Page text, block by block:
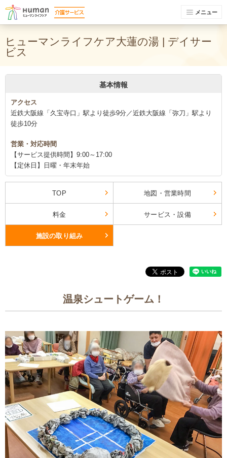
メニュー
ヒューマンライフケア大蓮の湯 | デイサー
ビス
基本情報
アクセス
近鉄大阪線「久宝寺口」駅より徒歩9分／近鉄大阪線「弥刀」駅より
徒歩10分
営業・対応時間
【サービス提供時間】9:00～17:00
【定休日】日曜・年末年始
TOP 地図・営業時間
料金 サービス・設備
施設の取り組み
温泉シュートゲーム！